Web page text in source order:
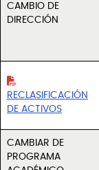
CAMBIO DE
DIRECCIÓN
RECLASIFICACIÓN
DE ACTIVOS
CAMBIAR DE
PROGRAMA